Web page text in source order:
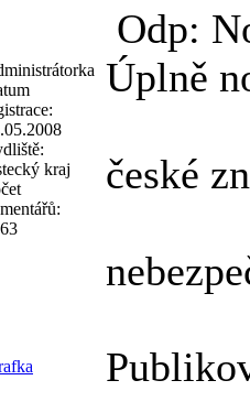
kraj
Odp:
Úplně
české